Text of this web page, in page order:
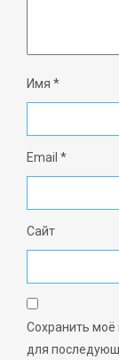
Имя *
Email *
Сайт
Сохранить моё
для